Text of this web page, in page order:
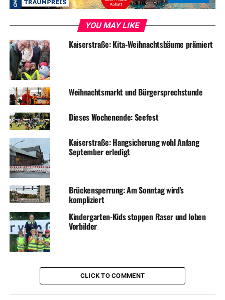
RELATED TOPICS: JUGENDARBEIT KINDER TERMINE
UP NEXT
„Sommervorspiel“ der Musikschule
DON'T MISS
Start für „Sonntags am See“
YOU MAY LIKE
Kaiserstraße: Kita-Weihnachtsbäume prämiert
Weihnachtsmarkt und Bürgersprechstunde
Dieses Wochenende: Seefest
Kaiserstraße: Hangsicherung wohl Anfang
September erledigt
Brückensperrung: Am Sonntag wird’s
kompliziert
Kindergarten-Kids stoppen Raser und loben
Vorbilder
CLICK TO COMMENT